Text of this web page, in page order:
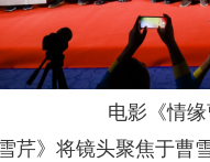
电影《情
芹》将镜头聚焦于曹